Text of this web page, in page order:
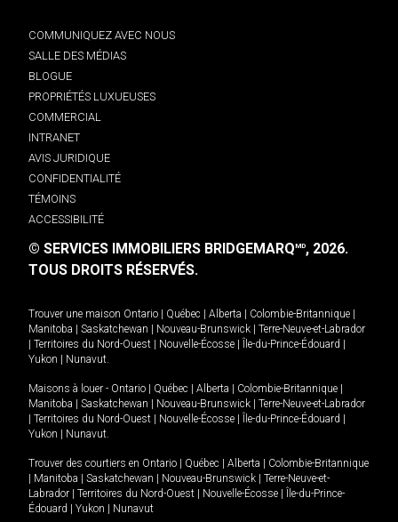
COMMUNIQUEZ AVEC NOUS
SALLE DES MÉDIAS
BLOGUE
PROPRIÉTÉS LUXUEUSES
COMMERCIAL
INTRANET
AVIS JURIDIQUE
CONFIDENTIALITÉ
TÉMOINS
ACCESSIBILITÉ
© SERVICES IMMOBILIERS BRIDGEMARQMD, 2026.
TOUS DROITS RÉSERVÉS.
Trouver une maison Ontario Québec Alberta Colombie-Britannique
Manitoba
Saskatchewan Nouveau-Brunswick
Terre-Neuve-et-Labrador
Territoires du Nord-Ouest Nouvelle-Écosse Île-du-Prince-Édouard
Yukon
Nunavut.
Maisons à louer - Ontario Québec Alberta Colombie-Britannique
Manitoba
Saskatchewan Nouveau-Brunswick
Terre-Neuve-et-Labrador
Territoires du Nord-Ouest Nouvelle-Écosse Île-du-Prince-Édouard
Yukon
Nunavut.
Trouver des courtiers en Ontario Québec Alberta
Colombie-Britannique
Manitoba Saskatchewan Nouveau-Brunswick
Terre-Neuve-et-
Labrador
Territoires du Nord-Ouest Nouvelle-Écosse
Île-du-Prince-
Édouard
Yukon Nunavut